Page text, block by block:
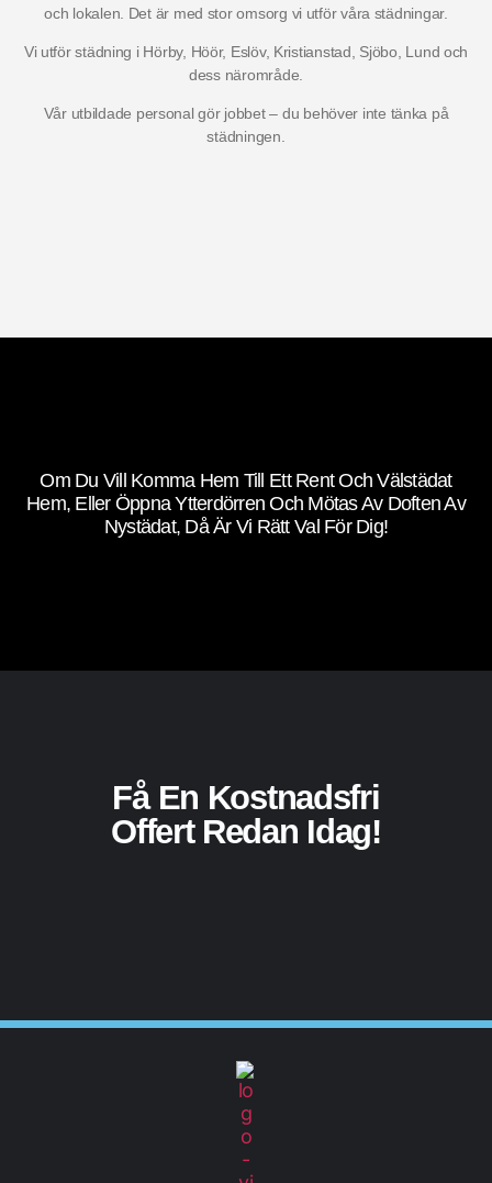
och lokalen. Det är med stor omsorg vi utför våra städningar.
Vi utför städning i Hörby, Höör, Eslöv, Kristianstad, Sjöbo, Lund och
dess närområde.
Vår utbildade personal gör jobbet – du behöver inte tänka på
städningen.
Om Du Vill Komma Hem Till Ett Rent Och Välstädat
Hem, Eller Öppna Ytterdörren Och Mötas Av Doften Av
Nystädat, Då Är Vi Rätt Val För Dig!
Få En Kostnadsfri
Offert Redan Idag!